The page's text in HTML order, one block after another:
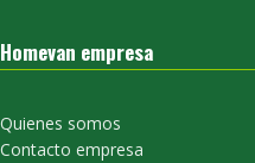
Homevan empresa
Quienes somos
Contacto empresa